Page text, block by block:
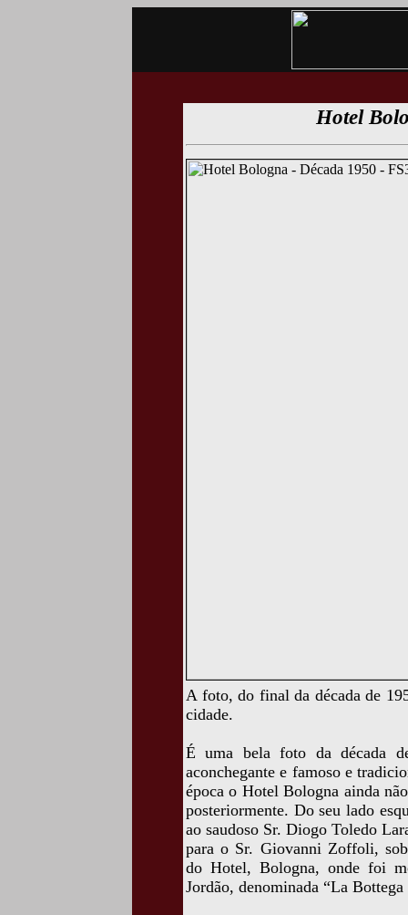
Hotel
A foto, do final da década de
cidade.
É uma bela foto da década
aconchegante e famoso e
época o Hotel Bologna ainda
posteriormente. Do seu lado
ao saudoso Sr. Diogo Toledo
para o Sr. Giovanni Zoffoli,
do Hotel, Bologna, onde foi
Jordão, denominada “La